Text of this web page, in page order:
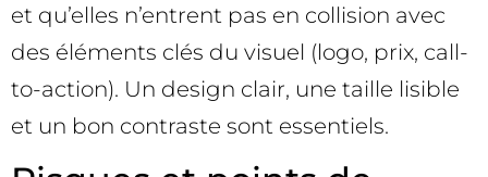
et qu’elles n’entrent pas en collision avec
des éléments clés du visuel (logo, prix, call-
to-action). Un design clair, une taille lisible
et un bon contraste sont essentiels.